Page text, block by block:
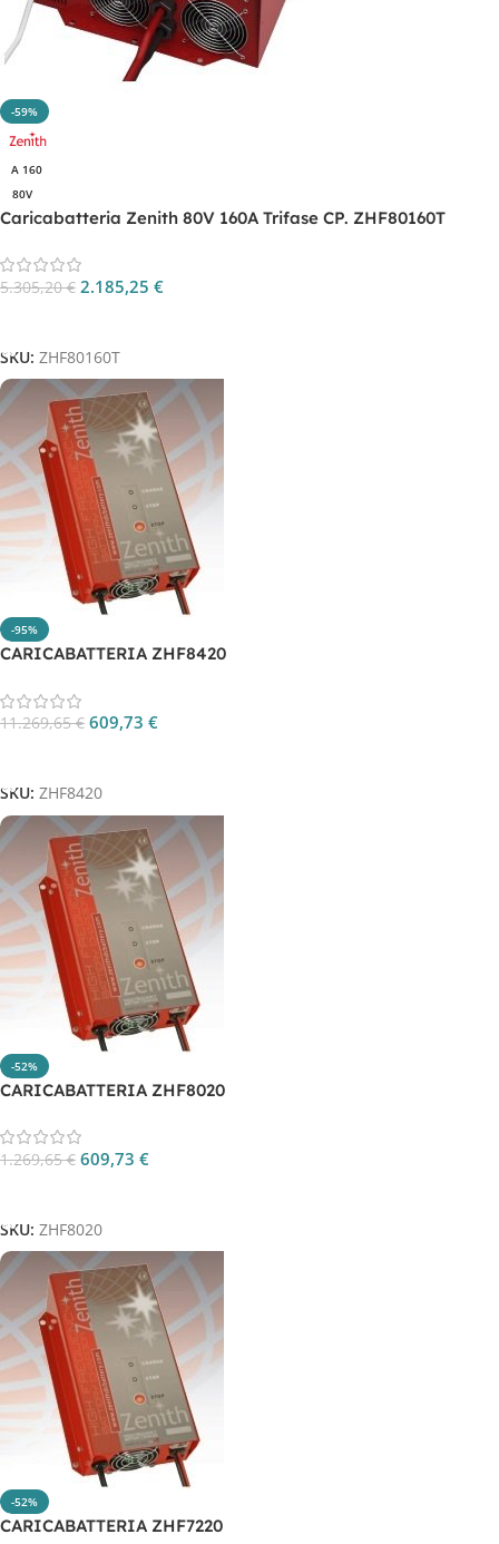
-59%
A 160
80V
Caricabatteria Zenith 80V 160A Trifase CP. ZHF80160T
5.305,20€ 2.185,25 €
SKU: ZHF80160T
-95%
CARICABATTERIA ZHF8420
11.269,65€ 609,73 €
SKU: ZHF8420
-52%
CARICABATTERIA ZHF8020
1.269,65€ 609,73 €
SKU: ZHF8020
-52%
CARICABATTERIA ZHF7220